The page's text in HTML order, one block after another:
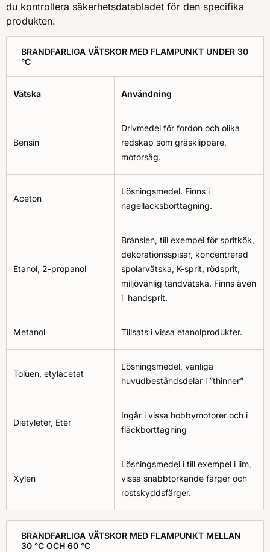
du kontrollera säkerhetsdatabladet för den specifika
produkten.
BRANDFARLIGA VÄTSKOR MED FLAMPUNKT UNDER 30
°C
Vätska Användning
Bensin
Drivmedel för fordon och olika
redskap som gräsklippare,
motorsåg.
Aceton
Lösningsmedel. Finns i
nagellacksborttagning.
Etanol, 2-propanol
Bränslen, till exempel för spritkök,
dekorationsspisar, koncentrerad
spolarvätska, K-sprit, rödsprit,
miljövänlig tändvätska. Finns även
i handsprit.
Metanol Tillsats i vissa etanolprodukter.
Toluen, etylacetat
Lösningsmedel, vanliga
huvudbeståndsdelar i ”thinner”
Dietyleter, Eter
Ingår i vissa hobbymotorer och i
fläckborttagning
Xylen
Lösningsmedel i till exempel i lim,
vissa snabbtorkande färger och
rostskyddsfärger.
BRANDFARLIGA VÄTSKOR MED FLAMPUNKT MELLAN
30 °C OCH 60 °C